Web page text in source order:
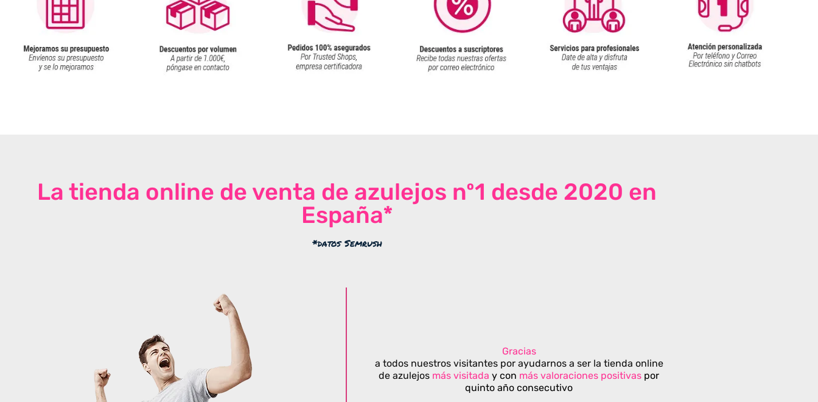
La tienda online de venta de azulejos nº1 desde 2020 en
España*
*datos Semrush
Gracias
a todos nuestros visitantes por ayudarnos a ser la tienda online
de azulejos más visitada y con más valoraciones positivas por
quinto año consecutivo